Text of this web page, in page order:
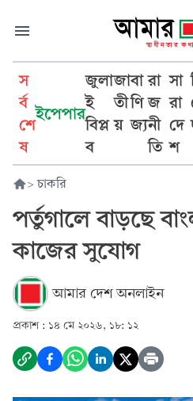
স
র্ব
শে
ষ
ইপেপার
জুলা
ই
বিপ্ল
ব
জা
তী
য়
বা
ণি
জ্য
রা
জ
নী
তি
সা
রা
দে
শ
> চাকরি
পর্তুগালে বাড়ছে
কাজের সুযোগ
আমার দেশ অনলাইন
প্রকাশ : ১৪ মে ২০২৬, ১৮: ১২